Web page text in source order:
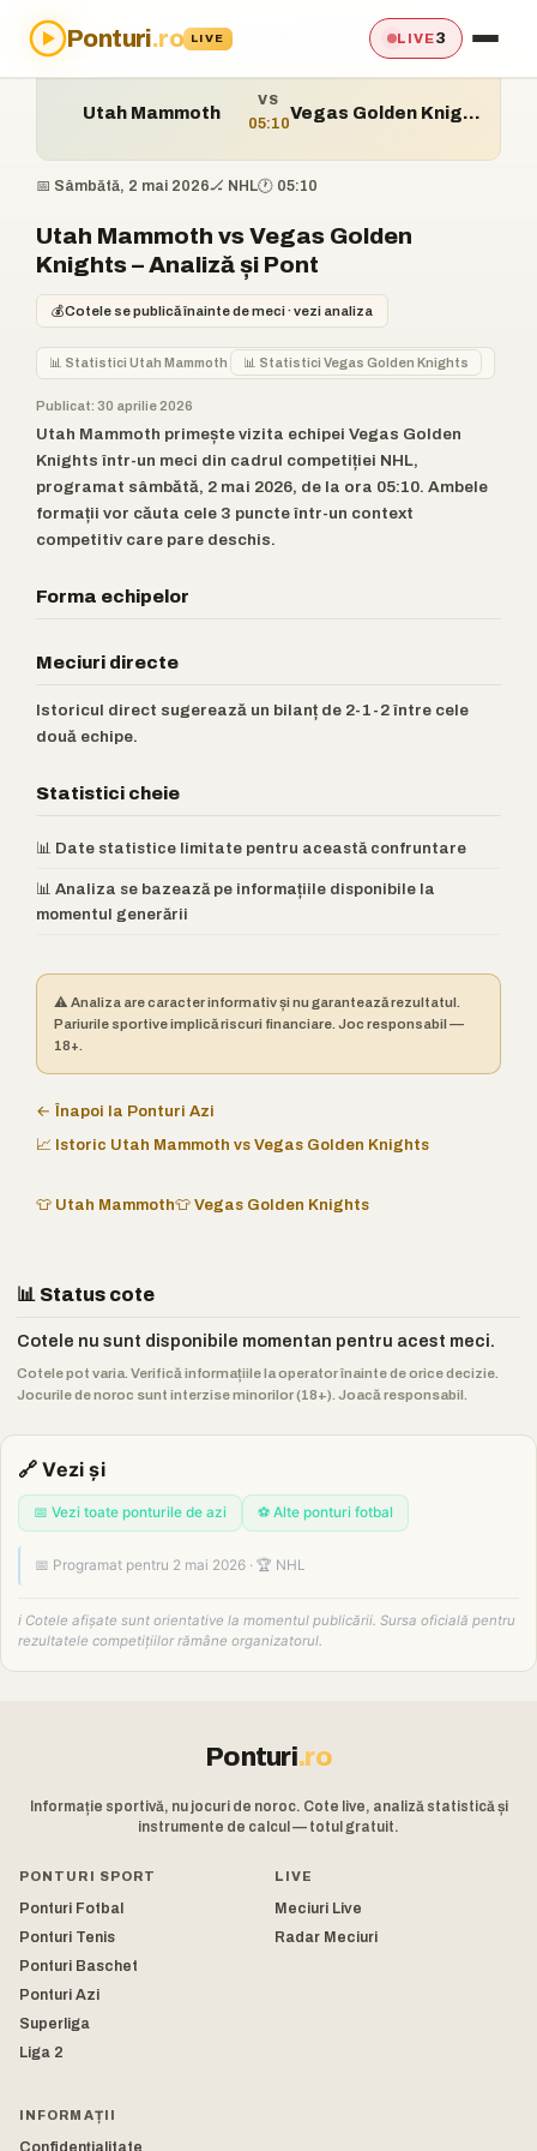
Ponturi.ro LIVE LIVE3
Acasă›Ponturi›Utah Mammoth vs Vegas Golden Knights
Utah Mammoth
VS
05:10
Vegas Golden Knights
📅 Sâmbătă, 2 mai 2026🏒 NHL🕐 05:10
Utah Mammoth vs Vegas Golden
Knights – Analiză și Pont
💰Cotele se publică înainte de meci · vezi analiza
📊 Statistici Utah Mammoth 📊 Statistici Vegas Golden Knights
Publicat: 30 aprilie 2026
Utah Mammoth primește vizita echipei Vegas Golden
Knights într-un meci din cadrul competiției NHL,
programat sâmbătă, 2 mai 2026, de la ora 05:10. Ambele
formații vor căuta cele 3 puncte într-un context
competitiv care pare deschis.
Forma echipelor
Meciuri directe
Istoricul direct sugerează un bilanț de 2-1-2 între cele
două echipe.
Statistici cheie
📊 Date statistice limitate pentru această confruntare
📊 Analiza se bazează pe informațiile disponibile la
momentul generării
⚠️ Analiza are caracter informativ și nu garantează rezultatul.
Pariurile sportive implică riscuri financiare. Joc responsabil —
18+.
← Înapoi la Ponturi Azi
📈 Istoric Utah Mammoth vs Vegas Golden Knights
👕 Utah Mammoth👕 Vegas Golden Knights
📊 Status cote
Cotele nu sunt disponibile momentan pentru acest meci.
Cotele pot varia. Verifică informațiile la operator înainte de orice decizie.
Jocurile de noroc sunt interzise minorilor (18+). Joacă responsabil.
🔗 Vezi și
📅 Vezi toate ponturile de azi ⚽ Alte ponturi fotbal
📅 Programat pentru 2 mai 2026 · 🏆 NHL
ℹ️ Cotele afișate sunt orientative la momentul publicării. Sursa oficială pentru
rezultatele competițiilor rămâne organizatorul.
Ponturi.ro
Informație sportivă, nu jocuri de noroc. Cote live, analiză statistică și
instrumente de calcul — totul gratuit.
PONTURI SPORT
Ponturi Fotbal
Ponturi Tenis
Ponturi Baschet
Ponturi Azi
Superliga
Liga 2
LIVE
Meciuri Live
Radar Meciuri
INFORMAȚII
Confidențialitate